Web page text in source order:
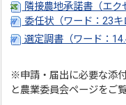
隣接農地承諾書（エ
委任状（ワード：23
選定調書（ワード：
※申請・届出に必要な添
と農業委員会ページをご